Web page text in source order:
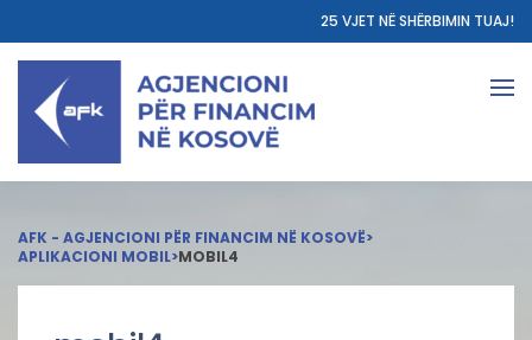
25 VJET NË SHËRBIMIN TUAJ!
AFK - AGJENCIONI PËR FINANCIM NË KOSOVË>
APLIKACIONI MOBIL>MOBIL4